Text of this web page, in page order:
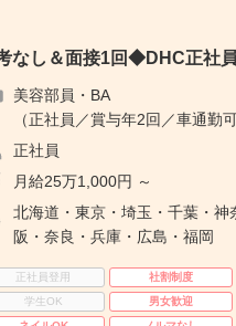
なし＆面接1回◆DHC正社
美容部員・BA
（正社員／賞与年2回／車通勤
正社員
月給25万1,000円 ～
北海道・東京・埼玉・千葉・
阪・奈良・兵庫・広島・福岡
正社員登用 社割制度
学生OK
男女歓迎